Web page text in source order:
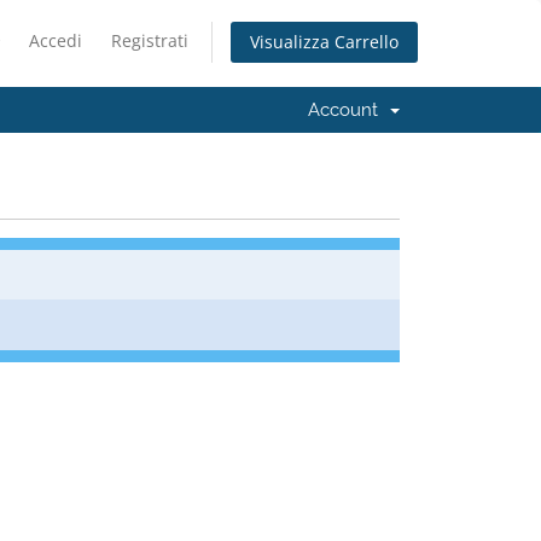
Accedi Registrati Visualizza Carrello
Account